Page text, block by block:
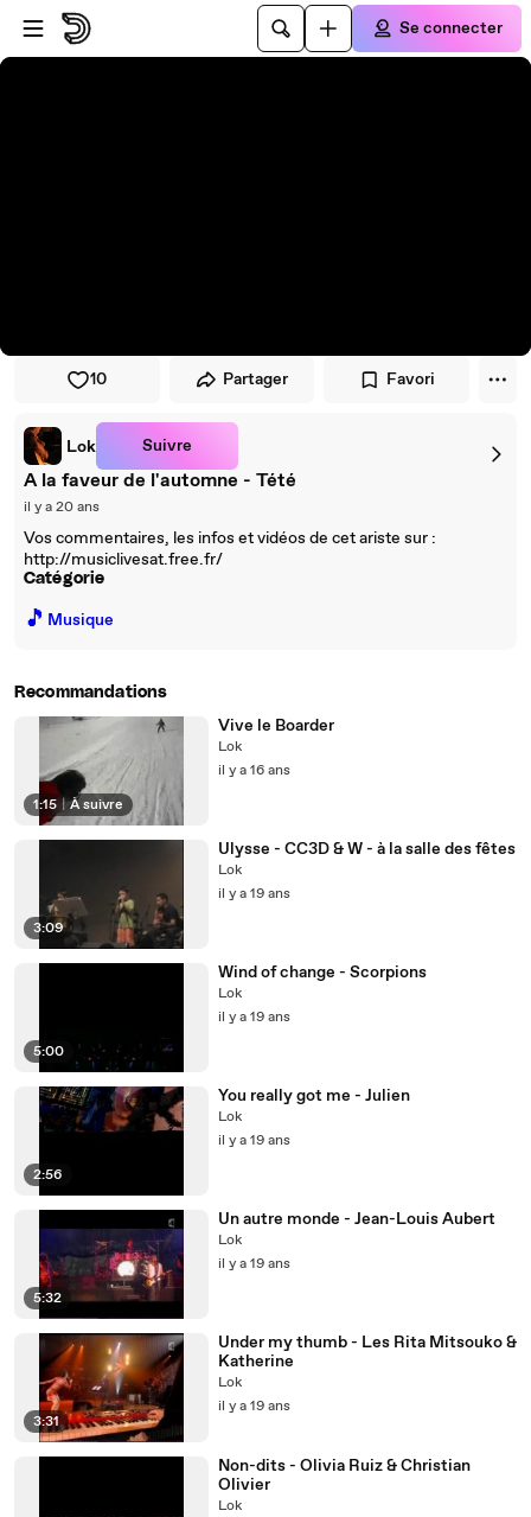
Passer au player
Passer au contenu principal
Se connecter
10 Partager Favori
Lok Suivre
A la faveur de l'automne - Tété
il y a 20 ans
Vos commentaires, les infos et vidéos de cet ariste sur :
http://musiclivesat.free.fr/
Catégorie
🎵 Musique
Recommandations
1:15 | À suivre
Vive le Boarder
Lok
il y a 16 ans
3:09
Ulysse - CC3D & W - à la salle des fêtes
Lok
il y a 19 ans
5:00
Wind of change - Scorpions
Lok
il y a 19 ans
2:56
You really got me - Julien
Lok
il y a 19 ans
5:32
Un autre monde - Jean-Louis Aubert
Lok
il y a 19 ans
3:31
Under my thumb - Les Rita Mitsouko &
Katherine
Lok
il y a 19 ans
Non-dits - Olivia Ruiz & Christian
Olivier
Lok